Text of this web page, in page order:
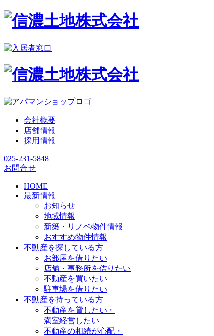
会社概要
店舗情報
採用情報
025-231-5848
お問合せ
HOME
最新情報
お知らせ
地域情報
新築・リノベ物件情報
おすすめ物件情報
不動産を探している方
お部屋を借りたい
店舗・事務所を借りたい
不動産を買いたい
駐車場を借りたい
不動産を持っている方
不動産を貸したい・
満室経営したい
不動産の相続が心配・